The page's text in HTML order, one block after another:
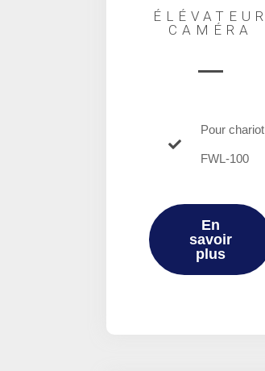
ÉLÉVATEUR
CAMÉRA
Pour chariot
FWL-100
En
savoir
plus